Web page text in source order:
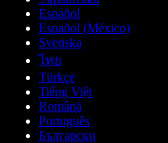
Español
Español (México)
Svenska
ไทย
Türkçe
Tiếng Việt
Română
Português
Български